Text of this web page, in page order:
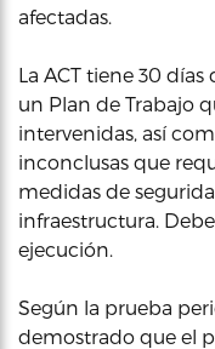
afectadas.
La ACT tiene 30
un Plan de Trabajo
intervenidas, así
inconclusas que
medidas de
infraestructura.
ejecución.
Según la prueba
demostrado que el